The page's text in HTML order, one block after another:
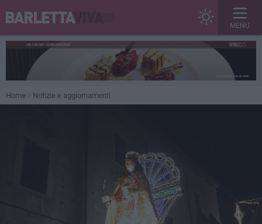
MENU
Home Notizie e aggiornamenti